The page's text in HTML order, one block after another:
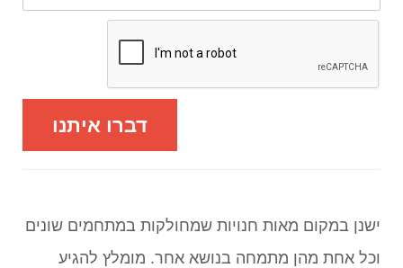
דברו איתנו
ישנן במקום מאות חנויות שמחולקות במתחמים שונים
וכל אחת מהן מתמחה בנושא אחר. מומלץ להגיע